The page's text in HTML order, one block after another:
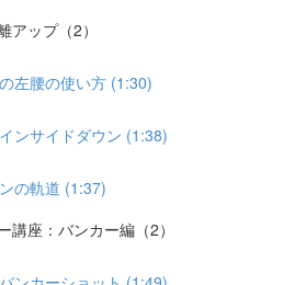
アップ（2）
左腰の使い方 (1:30)
ンサイドダウン (1:38)
の軌道 (1:37)
講座：バンカー編（2）